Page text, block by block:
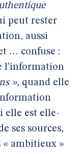
peut rester
aussi
… confuse :
l’information
», quand elle
elle est elle-
ses sources,
« ambitieux »